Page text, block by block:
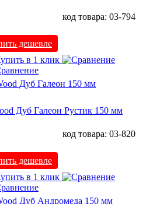
код товара: 03-794
дешевле
в 1 клик
Дуб Галеон Рустик 150 мм
код товара: 03-820
дешевле
в 1 клик